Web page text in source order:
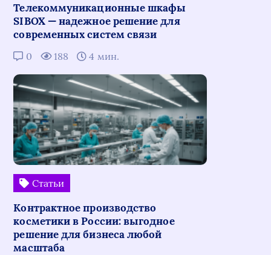
Телекоммуникационные шкафы
SIBOX — надежное решение для
современных систем связи
0 188 4 мин.
Статьи
Контрактное производство
косметики в России: выгодное
решение для бизнеса любой
масштаба